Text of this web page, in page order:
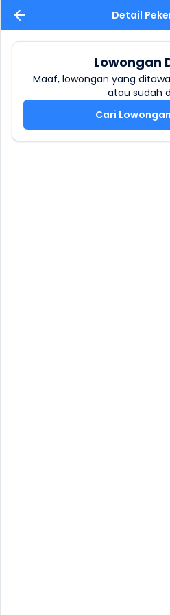
Detail
Lowongan
Maaf, lowongan yang
atau sudah
Cari